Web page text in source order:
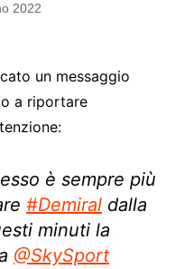
2022
un messaggio
a riportare
è sempre più
#Demiraldalla
minuti la
@SkySport